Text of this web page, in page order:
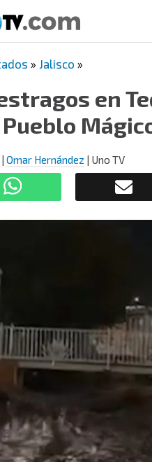
» Jalisco »
en
| Omar Hernández | Uno TV